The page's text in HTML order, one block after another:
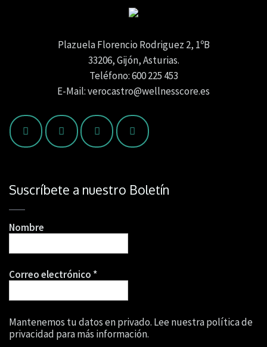
Plazuela Florencio Rodriguez 2, 1ºB
33206, Gijón, Asturias.
Teléfono: 600 225 453
E-Mail: verocastro@wellnesscore.es
Suscríbete a nuestro Boletín
Nombre
Correo electrónico *
Mantenemos tu datos en privado. Lee nuestra política de
privacidad para más información.